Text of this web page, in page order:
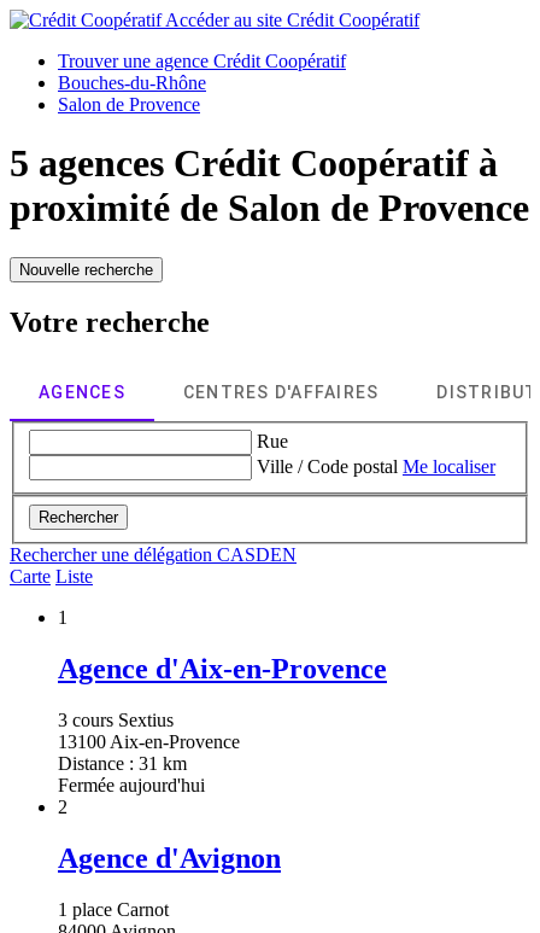
Accéder au site Crédit Coopératif
Trouver une agence Crédit Coopératif
Bouches-du-Rhône
Salon de Provence
5 agences Crédit Coopératif à
proximité de Salon de Provence
Nouvelle recherche
Votre recherche
AGENCES CENTRES D'AFFAIRES
Rue
Ville / Code postal Me localiser
Rechercher
Rechercher une délégation CASDEN
Carte Liste
1
Agence d'Aix-en-Provence
3 cours Sextius
13100 Aix-en-Provence
Distance : 31 km
Fermée aujourd'hui
2
Agence d'Avignon
1 place Carnot